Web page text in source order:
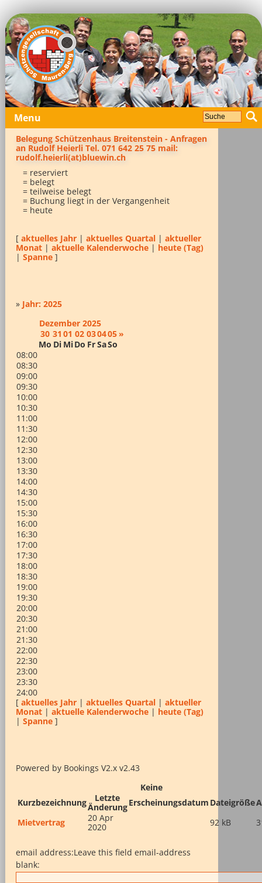
Menu
Belegung Schützenhaus Breitenstein - Anfragen
an Rudolf Heierli Tel. 071 642 25 75 mail:
rudolf.heierli(at)bluewin.ch
= reserviert
= belegt
= teilweise belegt
= Buchung liegt in der Vergangenheit
= heute
[ aktuelles Jahr| aktuelles Quartal| aktueller
Monat| aktuelle Kalenderwoche| heute (Tag)
| Spanne]
» Jahr: 2025
Dezember 2025
30 31 01 02 030405 »
Mo Di MiDo FrSaSo
08:00
08:30
09:00
09:30
10:00
10:30
11:00
11:30
12:00
12:30
13:00
13:30
14:00
14:30
15:00
15:30
16:00
16:30
17:00
17:30
18:00
18:30
19:00
19:30
20:00
20:30
21:00
21:30
22:00
22:30
23:00
23:30
24:00
[ aktuelles Jahr| aktuelles Quartal| aktueller
Monat| aktuelle Kalenderwoche| heute (Tag)
| Spanne]
Powered by Bookings V2.x v2.43
Keine
Kurzbezeichnung
Letzte
ÄnderungErscheinungsdatum Dateigröße
Mietvertrag
20 Apr
2020
92 kB
email address:Leave this field email-address
blank: